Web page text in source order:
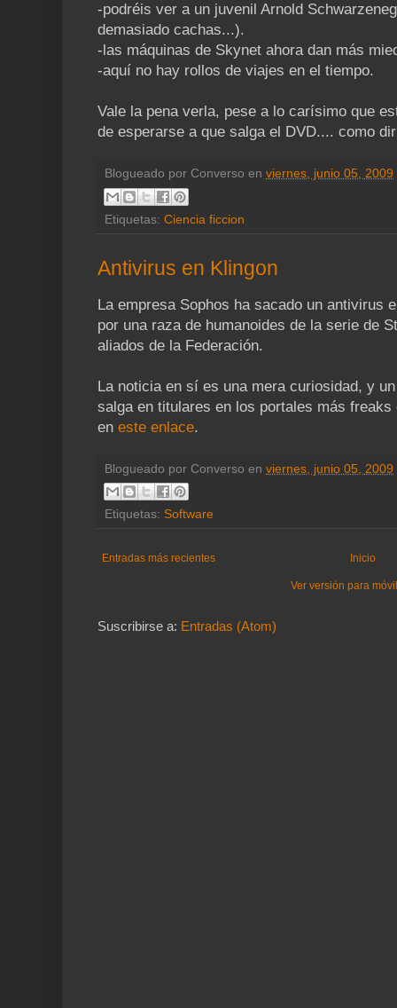
-podréis ver a un juvenil Arnold
demasiado cachas...).
-las máquinas de Skynet ahora dan más
-aquí no hay rollos de viajes en el tiempo.
Vale la pena verla, pese a lo carísimo que
de esperarse a que salga el DVD.... como
Blogueado por Converso en viernes, junio 05, 2009
Etiquetas: Ciencia ficcion
Antivirus en Klingon
La empresa Sophos ha sacado un antivirus
por una raza de humanoides de la serie de
aliados de la Federación.
La noticia en sí es una mera curiosidad, y
salga en titulares en los portales más
en este enlace.
Blogueado por Converso en viernes, junio 05, 2009
Etiquetas: Software
Entradas más recientes Inicio
Ver versión para
Suscribirse a: Entradas (Atom)